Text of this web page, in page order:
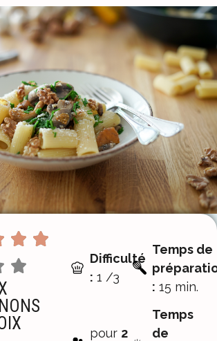
Difficulté
: 1 /3
Temps de
: 15 min.
pour 2
Temps
de